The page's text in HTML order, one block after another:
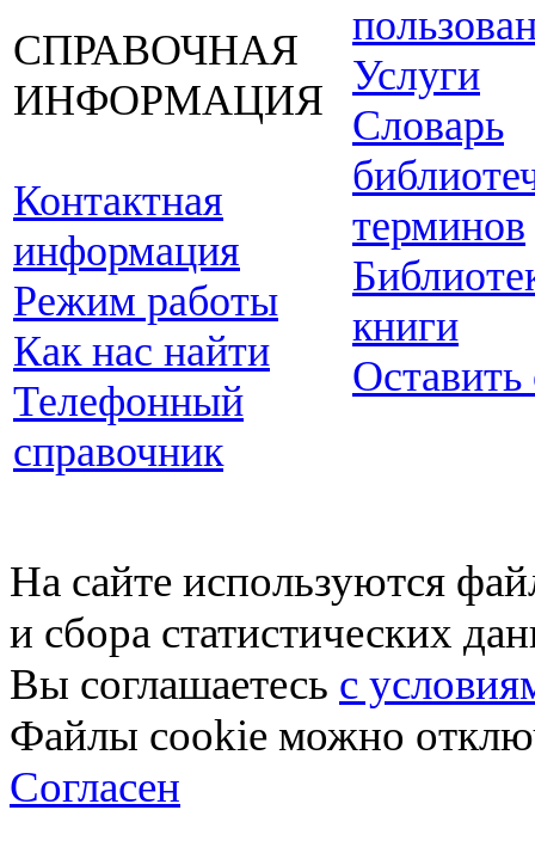
СПРАВОЧНАЯ
ИНФОРМАЦИЯ
Контактная
информация
Режим работы
Как нас найти
Телефонный
справочник
Услуги
Словарь
терминов
книги
Оставить
На сайте используются
и сбора статистических
Вы соглашаетесь с
Файлы cookie можно
Согласен